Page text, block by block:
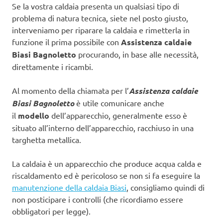
Se la vostra caldaia presenta un qualsiasi tipo di
problema di natura tecnica, siete nel posto giusto,
interveniamo per riparare la caldaia e rimetterla in
funzione il prima possibile con Assistenza caldaie
Biasi Bagnoletto procurando, in base alle necessità,
direttamente i ricambi.
Al momento della chiamata per l’Assistenza caldaie
Biasi Bagnolettoè utile comunicare anche
il modello dell’apparecchio, generalmente esso è
situato all’interno dell’apparecchio, racchiuso in una
targhetta metallica.
La caldaia è un apparecchio che produce acqua calda e
riscaldamento ed è pericoloso se non si fa eseguire la
manutenzione della caldaia Biasi , consigliamo quindi di
non posticipare i controlli (che ricordiamo essere
obbligatori per legge).